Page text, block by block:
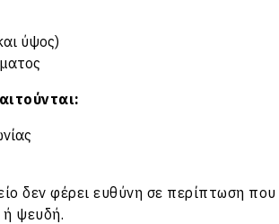
ύψος)
δεν φέρει ευθύνη σε περίπτωση
ή ψευδή.